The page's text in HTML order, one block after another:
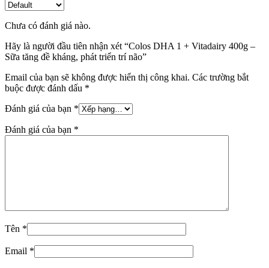
Chưa có đánh giá nào.
Hãy là người đầu tiên nhận xét “Colos DHA 1 + Vitadairy 400g –
Sữa tăng đề kháng, phát triển trí não”
Email của bạn sẽ không được hiển thị công khai. Các trường bắt
buộc được đánh dấu *
Đánh giá của bạn *
Đánh giá của bạn *
Tên *
Email *